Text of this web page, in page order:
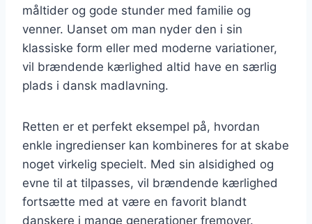
måltider og gode stunder med familie og
venner. Uanset om man nyder den i sin
klassiske form eller med moderne variationer,
vil brændende kærlighed altid have en særlig
plads i dansk madlavning.
Retten er et perfekt eksempel på, hvordan
enkle ingredienser kan kombineres for at skabe
noget virkelig specielt. Med sin alsidighed og
evne til at tilpasses, vil brændende kærlighed
fortsætte med at være en favorit blandt
danskere i mange generationer fremover.